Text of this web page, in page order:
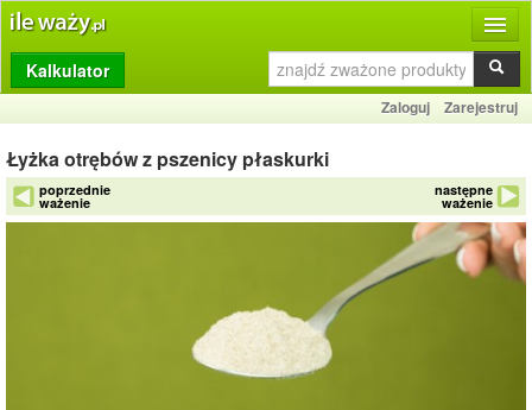
Produkty
Dziennik
Przelicznik
Porównywarka
Kalkulator
Zaloguj Zarejestruj
Łyżka otrębów z pszenicy płaskurki
poprzednie
ważenie
następne
ważenie